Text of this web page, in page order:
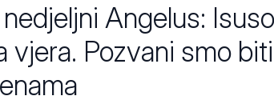
Angelus:
vjera. Pozvani smo